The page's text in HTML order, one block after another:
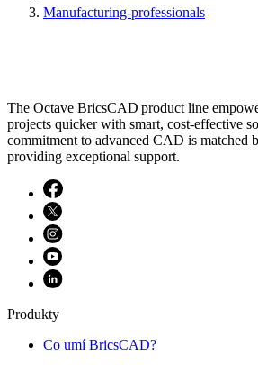
Manufacturing-professionals
The Octave BricsCAD product line
projects quicker with smart, cost-effective
commitment to advanced CAD is matched
providing exceptional support.
Produkty
Co umí BricsCAD?